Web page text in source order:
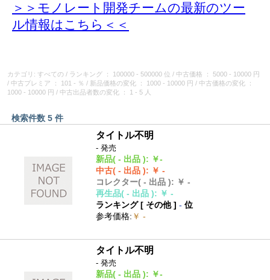
＞＞モノレート開発チームの最新のツー
ル情報はこちら＜＜
カテゴリ: すべての / ランキング ： 100000 - 500000 位 / 中古価格
： 5000 - 10000 円
/ 中古プレミア ： 101 - ％ / 新品価格の変化 ： 1000 - 10000 円 / 中古価格の変化
：
1000 - 10000 円
/ 中古出品者数の変化 ： 1 - 5 人
検索件数 5 件
タイトル不明
- 発売
新品( - 出品 ): ￥-
中古( - 出品 ): ￥ -
コレクター( - 出品 ): ￥ -
再生品( - 出品 ): ￥ -
ランキング [ その他]- 位
参考価格: ￥ -
タイトル不明
- 発売
新品( - 出品 ): ￥-